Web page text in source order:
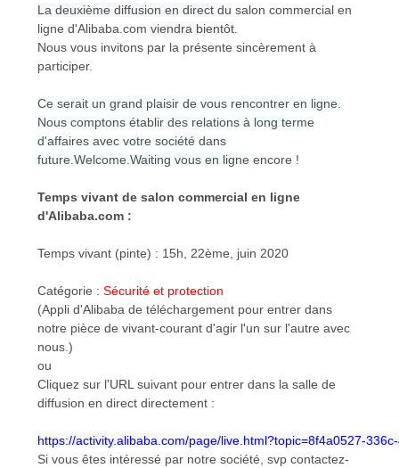
NEWS
PLAN
SITE
POLITIQUE
MATIÈRE
PROTECTION
VIE
PRIVÉE
La deuxième diffusion en direct du salon commercial en
ligne d'Alibaba.com viendra bientôt.
Nous vous invitons par la présente sincèrement à
participer.
Ce serait un grand plaisir de vous rencontrer en ligne.
Nous comptons établir des relations à long terme
d'affaires avec votre société dans
future.Welcome.Waiting vous en ligne encore !
Temps vivant de salon commercial en ligne
d'Alibaba.com :
Temps vivant (pinte) : 15h, 22ème, juin 2020
Catégorie : Sécurité et protection
(Appli d'Alibaba de téléchargement pour entrer dans
notre pièce de vivant-courant d'agir l'un sur l'autre avec
nous.)
ou
Cliquez sur l'URL suivant pour entrer dans la salle de
diffusion en direct directement :
https://activity.alibaba.com/page/live.html?topic=8f4a0527-
Si vous êtes intéressé par notre société, svp contactez-